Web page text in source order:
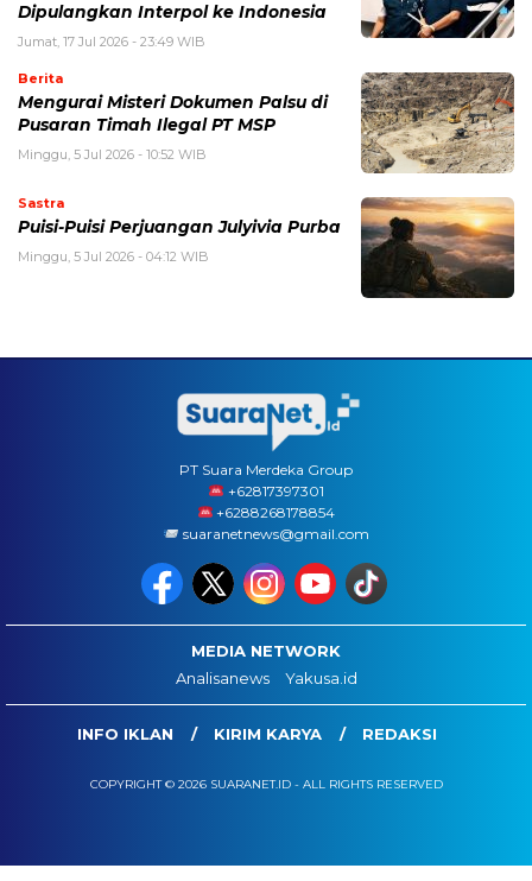
Dipulangkan Interpol ke Indonesia
Jumat, 17 Jul 2026 - 23:49 WIB
Berita
Mengurai Misteri Dokumen Palsu di
Pusaran Timah Ilegal PT MSP
Minggu, 5 Jul 2026 - 10:52 WIB
Sastra
Puisi-Puisi Perjuangan Julyivia Purba
Minggu, 5 Jul 2026 - 04:12 WIB
PT Suara Merdeka Group
‪+62817397301
+6288268178854
suaranetnews@gmail.com
MEDIA NETWORK
Analisanews
Yakusa.id
INFO IKLAN KIRIM KARYA REDAKSI
COPYRIGHT © 2026 SUARANET.ID - ALL RIGHTS RESERVED